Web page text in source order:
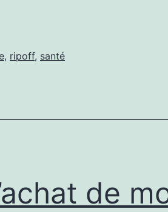
brisé
, ripoff, santé
de